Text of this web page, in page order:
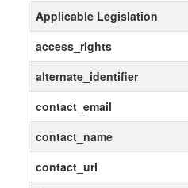
Applicable Legislation
access_rights
alternate_identifier
contact_email
contact_name
contact_url